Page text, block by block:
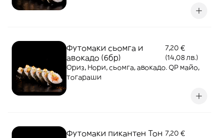
Футомаки сьомга и
авокадо (6бр)
7,20 €
(14,08 лв.)
Ориз, Нори, сьомга, авокадо. QP майо,
тогараши
Футомаки пикантен Тон 7,20 €